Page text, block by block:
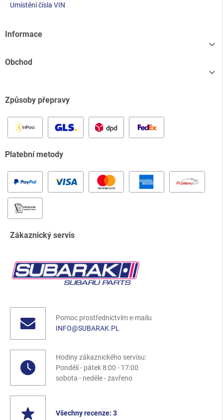
Umístění čísla VIN
Informace

Obchod

Způsoby přepravy
Platební metody
Zákaznický servis
Pomoc prostřednictvím e-mailu
INFO@SUBARAK.PL
Hodiny zákaznického servisu:
Pondělí - pátek 8:00 - 17:00
sobota - neděle - zavřeno
Všechny recenze: 3